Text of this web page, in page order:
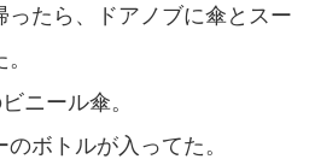
たら、ドアノブに傘とスー
ニール傘。
ボトルが入ってた。